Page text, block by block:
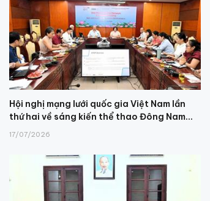
Hội nghị mạng lưới quốc gia Việt Nam lần
thứ hai về sáng kiến thể thao Đông Nam...
17/07/2026